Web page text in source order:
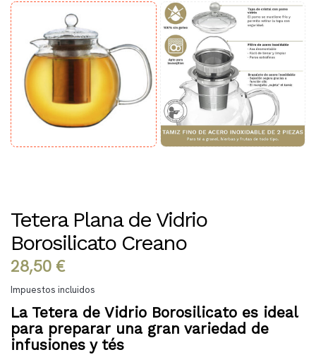
Tetera Plana de Vidrio
Borosilicato Creano
28,50 €
Impuestos incluidos
La Tetera de Vidrio Borosilicato es ideal
para preparar una gran variedad de
infusiones y tés